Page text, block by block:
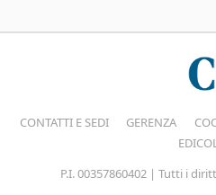
CONTATTI E SEDI GERENZA
P.I. 00357860402 | Tutti i